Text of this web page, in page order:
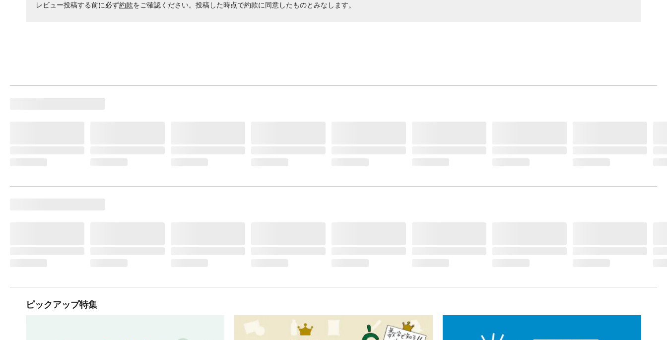
レビュー投稿する前に必ず約款をご確認ください。投稿した時点で約款に同意したものとみなします。
ピックアップ特集